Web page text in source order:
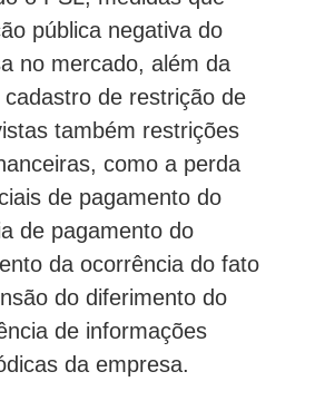
pública negativa do
no mercado, além da
de restrição de
também restrições
como a perda
de pagamento do
de pagamento do
da ocorrência do fato
do diferimento do
de informações
da empresa.